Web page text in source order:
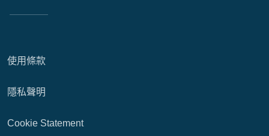
使用條款
隱私聲明
Cookie Statement